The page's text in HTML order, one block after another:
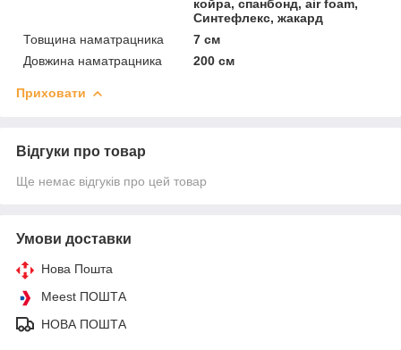
койра, спанбонд, air foam,
Синтефлекс, жакард
Товщина наматрацника
7 см
Довжина наматрацника
200 см
Приховати
Відгуки про товар
Ще немає відгуків про цей товар
Умови доставки
Нова Пошта
Meest ПОШТА
НОВА ПОШТА